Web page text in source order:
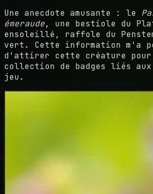
Une anecdote amusante : le
émeraude, une bestiole du
ensoleillé, raffole du
vert. Cette information m'a
d'attirer cette créature pour
collection de badges liés aux
jeu.